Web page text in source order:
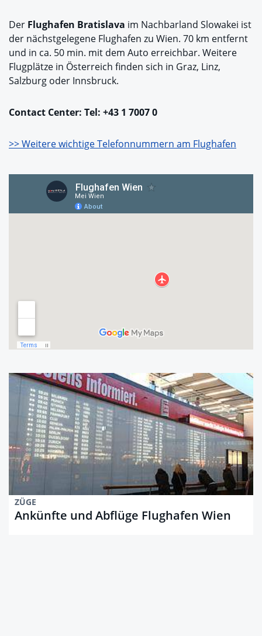
Der Flughafen Bratislava im Nachbarland Slowakei ist
der nächstgelegene Flughafen zu Wien. 70 km entfernt
und in ca. 50 min. mit dem Auto erreichbar. Weitere
Flugplätze in Österreich finden sich in Graz, Linz,
Salzburg oder Innsbruck.
Contact Center: Tel: +43 1 7007 0
>> Weitere wichtige Telefonnummern am Flughafen
ZÜGE
Ankünfte und Abflüge Flughafen Wien